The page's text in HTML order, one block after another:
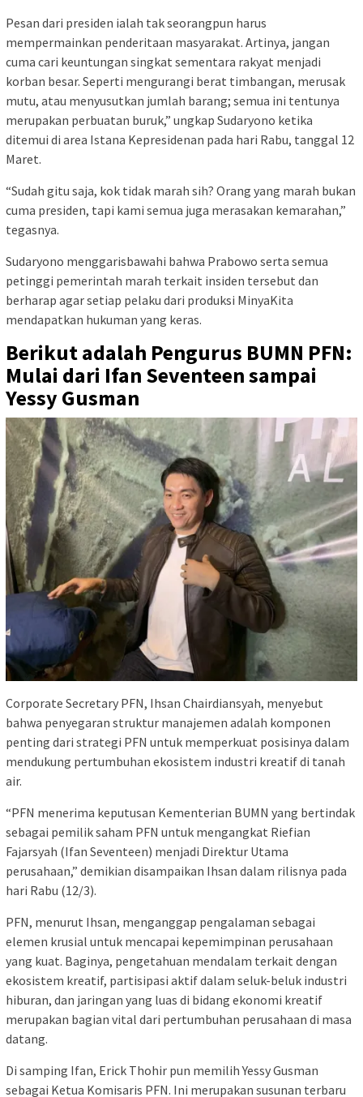
Pesan dari presiden ialah tak seorangpun harus
mempermainkan penderitaan masyarakat. Artinya, jangan
cuma cari keuntungan singkat sementara rakyat menjadi
korban besar. Seperti mengurangi berat timbangan, merusak
mutu, atau menyusutkan jumlah barang; semua ini tentunya
merupakan perbuatan buruk,” ungkap Sudaryono ketika
ditemui di area Istana Kepresidenan pada hari Rabu, tanggal 12
Maret.
“Sudah gitu saja, kok tidak marah sih? Orang yang marah bukan
cuma presiden, tapi kami semua juga merasakan kemarahan,”
tegasnya.
Sudaryono menggarisbawahi bahwa Prabowo serta semua
petinggi pemerintah marah terkait insiden tersebut dan
berharap agar setiap pelaku dari produksi MinyaKita
mendapatkan hukuman yang keras.
Berikut adalah Pengurus BUMN PFN:
Mulai dari Ifan Seventeen sampai
Yessy Gusman
Corporate Secretary PFN, Ihsan Chairdiansyah, menyebut
bahwa penyegaran struktur manajemen adalah komponen
penting dari strategi PFN untuk memperkuat posisinya dalam
mendukung pertumbuhan ekosistem industri kreatif di tanah
air.
“PFN menerima keputusan Kementerian BUMN yang bertindak
sebagai pemilik saham PFN untuk mengangkat Riefian
Fajarsyah (Ifan Seventeen) menjadi Direktur Utama
perusahaan,” demikian disampaikan Ihsan dalam rilisnya pada
hari Rabu (12/3).
PFN, menurut Ihsan, menganggap pengalaman sebagai
elemen krusial untuk mencapai kepemimpinan perusahaan
yang kuat. Baginya, pengetahuan mendalam terkait dengan
ekosistem kreatif, partisipasi aktif dalam seluk-beluk industri
hiburan, dan jaringan yang luas di bidang ekonomi kreatif
merupakan bagian vital dari pertumbuhan perusahaan di masa
datang.
Di samping Ifan, Erick Thohir pun memilih Yessy Gusman
sebagai Ketua Komisaris PFN. Ini merupakan susunan terbaru